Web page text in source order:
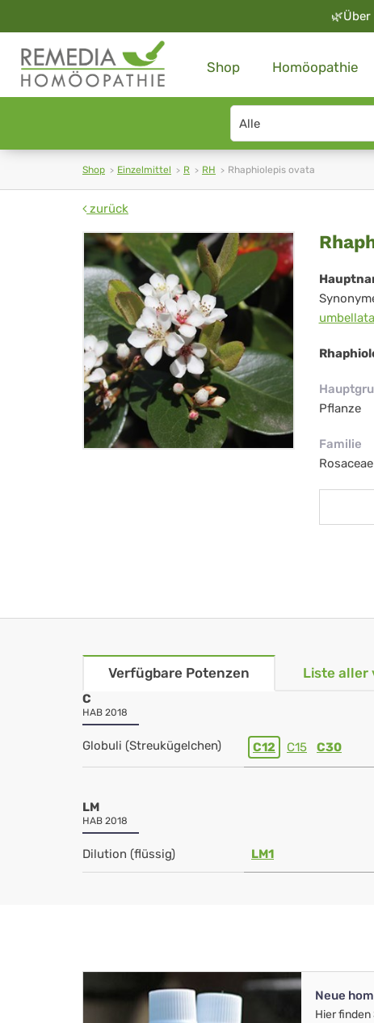
🌿
Shop Homöopathie
Search
type
Shop Einzelmittel R RH Rhaphiolepis ovata
zurück
umbellata
Pflanze
Familie
Rosaceae
Verfügbare Potenzen Liste aller
C
HAB 2018
Globuli (Streukügelchen) C12 C15 C30
LM
HAB 2018
Dilution (flüssig) LM1
Neue
Hier finden